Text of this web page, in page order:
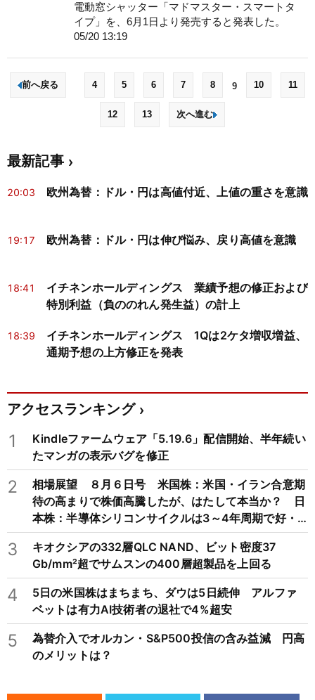
電動窓シャッター「マドマスター・スマートタ
イプ」を、6月1日より発売すると発表した。
05/20 13:19
前へ戻る 4 5 6 7 8 9 10 11
12 13 次へ進む
最新記事
20:03 欧州為替：ドル・円は高値付近、上値の重さを意識
19:17 欧州為替：ドル・円は伸び悩み、戻り高値を意識
18:41
イチネンホールディングス 業績予想の修正および
特別利益（負ののれん発生益）の計上
18:39
イチネンホールディングス 1Qは2ケタ増収増益、
通期予想の上方修正を発表
アクセスランキング
1
Kindleファームウェア「5.19.6」配信開始、半年続い
たマンガの表示バグを修正
2
相場展望 ８月６日号 米国株：米国・イラン合意期
待の高まりで株価高騰したが、はたして本当か？ 日
本株：半導体シリコンサイクルは3～4年周期で好・
不況を繰り返すため注意
3
キオクシアの332層QLC NAND、ビット密度37
Gb/mm²超でサムスンの400層超製品を上回る
4
5日の米国株はまちまち、ダウは5日続伸 アルファ
ベットは有力AI技術者の退社で4%超安
5
為替介入でオルカン・S&P500投信の含み益減 円高
のメリットは？